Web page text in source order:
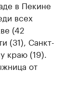
в Пекине
всех
(42
(31), Санкт-
краю (19).
от